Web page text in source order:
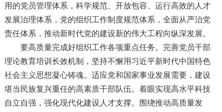
用的党员管理体系，科学规范、开放包容、运行高效的人才
发展治理体系，党的组织工作制度规范体系，全面从严治党
责任体系，推动新时代党的建设新的伟大工程向纵深发展。
要高质量完成好组织工作各项重点任务。完善党员干部
理论教育培训长效机制，坚持不懈用习近平新时代中国特色
社会主义思想凝心铸魂。适应党和国家事业发展需要，建设
堪当民族复兴重任的高素质干部队伍。着眼实现高水平科技
自立自强，强化现代化建设人才支撑。围绕推动高质量发